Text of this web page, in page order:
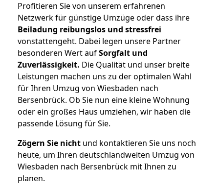
Profitieren Sie von unserem erfahrenen
Netzwerk für günstige Umzüge oder dass ihre
Beiladung reibungslos und stressfrei
vonstattengeht. Dabei legen unsere Partner
besonderen Wert aufSorgfalt und
Zuverlässigkeit. Die Qualität und unser breite
Leistungen machen uns zu der optimalen Wahl
für Ihren Umzug von Wiesbaden nach
Bersenbrück. Ob Sie nun eine kleine Wohnung
oder ein großes Haus umziehen, wir haben die
passende Lösung für Sie.
Zögern Sie nicht und kontaktieren Sie uns noch
heute, um Ihren deutschlandweiten Umzug von
Wiesbaden nach Bersenbrück mit Ihnen zu
planen.